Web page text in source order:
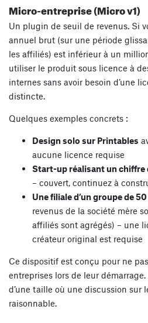
Micro-entreprise (Micro v1)
Un plugin de seuil de revenus. Si
annuel brut (sur une période
les affiliés) est inférieur à un
utiliser le produit sous licence à
internes sans avoir besoin d’une
distincte.
Quelques exemples concrets :
Design solo sur Printables
aucune licence requise
Start-up réalisant un chiffre
– couvert, continuez à
Une filiale d’un groupe de
revenus de la société mère
affiliés sont agrégés) – une
créateur original est requise
Ce dispositif est conçu pour ne
entreprises lors de leur
d’une taille où une discussion sur
raisonnable.